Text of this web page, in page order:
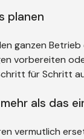
planen
ganzen
vorbereiten
für Schritt
als das
vermutlich